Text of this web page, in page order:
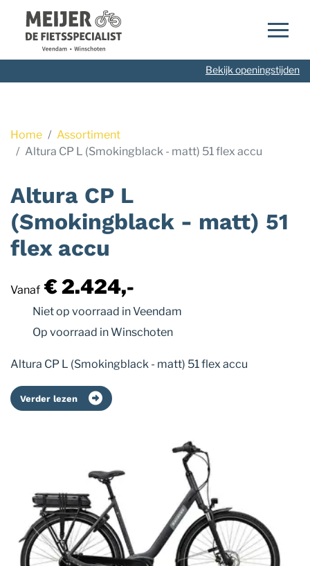
Navigatie
Bekijk openingstijden
Home
Assortiment
Altura CP L (Smokingblack - matt) 51 flex accu
Altura CP L
(Smokingblack - matt) 51
flex accu
Vanaf € 2.424,-
Niet op voorraad in Veendam
Op voorraad in Winschoten
Altura CP L (Smokingblack - matt) 51 flex accu
Verder lezen